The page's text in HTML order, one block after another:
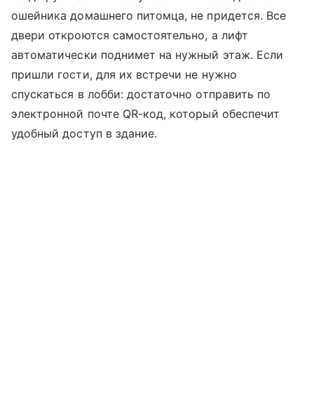
ошейника домашнего питомца, не придется. Все
двери откроются самостоятельно, а лифт
автоматически поднимет на нужный этаж. Если
пришли гости, для их встречи не нужно
спускаться в лобби: достаточно отправить по
электронной почте QR-код, который обеспечит
удобный доступ в здание.